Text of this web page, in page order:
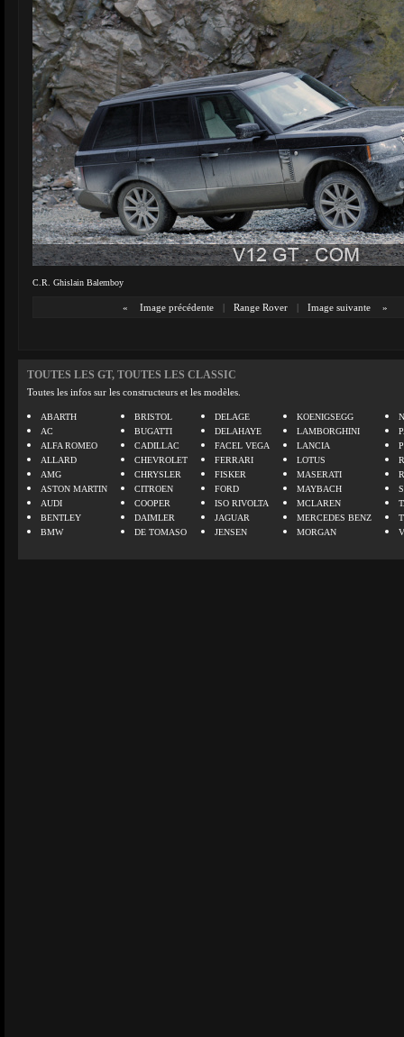
C.R. Ghislain Balemboy
« Image précédente | Range Rover | Image suivante »
TOUTES LES GT, TOUTES LES CLASSIC
Toutes les infos sur les constructeurs et les modèles.
ABARTH
AC
ALFA ROMEO
ALLARD
AMG
ASTON MARTIN
AUDI
BENTLEY
BMW
BRISTOL
BUGATTI
CADILLAC
CHEVROLET
CHRYSLER
CITROEN
COOPER
DAIMLER
DE TOMASO
DELAGE
DELAHAYE
FACEL VEGA
FERRARI
FISKER
FORD
ISO RIVOLTA
JAGUAR
JENSEN
KOENIGSEGG
LAMBORGHINI
LANCIA
LOTUS
MASERATI
MAYBACH
MCLAREN
MERCEDES BENZ
MORGAN